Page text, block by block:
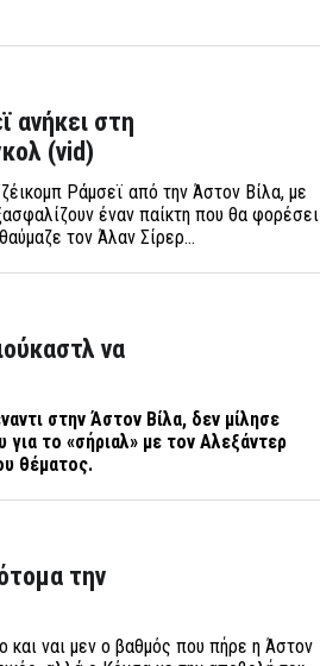
ανήκει στη
(vid)
Ράμσεϊ από την Άστον Βίλα, με
έναν παίκτη που θα φορέσει
τον Άλαν Σίρερ...
να
στην Άστον Βίλα, δεν μίλησε
το «σήριαλ» με τον Αλεξάντερ
θέματος.
την
και ναι μεν ο βαθμός που πήρε η Άστον